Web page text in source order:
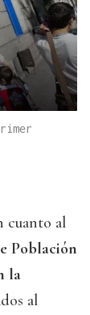
cuanto al
Población
la
al